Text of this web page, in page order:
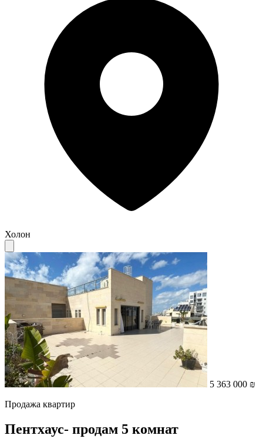
Холон
5 363 000 ₪
Продажа квартир
Пентхаус- продам 5 комнат